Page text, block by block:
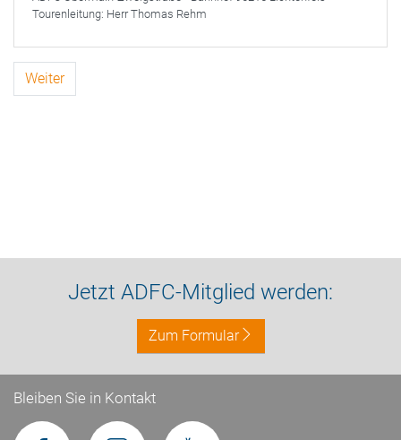
Tourenleitung: Herr Thomas Rehm
Weiter
Jetzt ADFC-Mitglied werden:
Zum Formular
Bleiben Sie in Kontakt